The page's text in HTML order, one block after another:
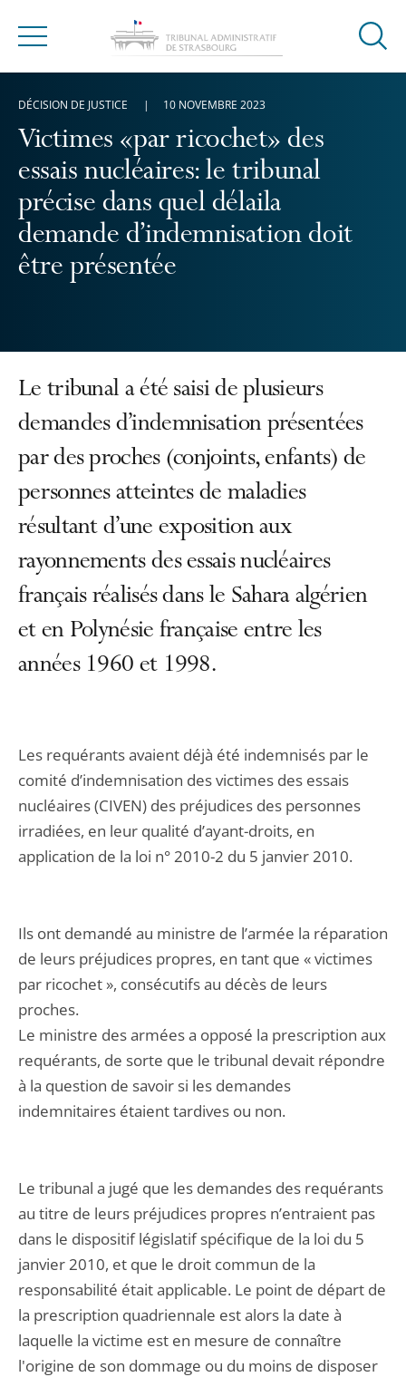
Menu
Ouvrir
Victimes «par ricochet» des
essais nucléaires: le tribunal
précise dans quel délaila
demande d’indemnisation doit
être présentée
DÉCISION DE JUSTICE 10 NOVEMBRE 2023
Le tribunal a été saisi de plusieurs
demandes d’indemnisation présentées
par des proches (conjoints, enfants) de
personnes atteintes de maladies
résultant d’une exposition aux
rayonnements des essais nucléaires
français réalisés dans le Sahara algérien
et en Polynésie française entre les
années 1960 et 1998.
Les requérants avaient déjà été indemnisés par le
comité d’indemnisation des victimes des essais
nucléaires (CIVEN) des préjudices des personnes
irradiées, en leur qualité d’ayant-droits, en
application de la loi n° 2010-2 du 5 janvier 2010.
Ils ont demandé au ministre de l’armée la réparation
de leurs préjudices propres, en tant que « victimes
par ricochet », consécutifs au décès de leurs
proches.
Le ministre des armées a opposé la prescription aux
requérants, de sorte que le tribunal devait répondre
à la question de savoir si les demandes
indemnitaires étaient tardives ou non.
Le tribunal a jugé que les demandes des requérants
au titre de leurs préjudices propres n’entraient pas
dans le dispositif législatif spécifique de la loi du 5
janvier 2010, et que le droit commun de la
responsabilité était applicable. Le point de départ de
la prescription quadriennale est alors la date à
laquelle la victime est en mesure de connaître
l'origine de son dommage ou du moins de disposer